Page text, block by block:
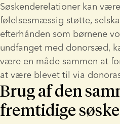
Søskenderelationer kan
følelsesmæssig støtte,
efterhånden som børnene
undfanget med donorsæd,
være en måde sammen at
at være blevet til via
Brug af den
fremtidige